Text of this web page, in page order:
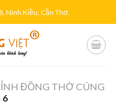
Ninh Kiều, Cần Thơ.
ĐỒNG THỜ CÚNG
6